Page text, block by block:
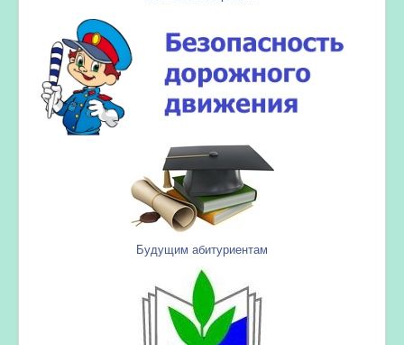
Будущим абитуриентам